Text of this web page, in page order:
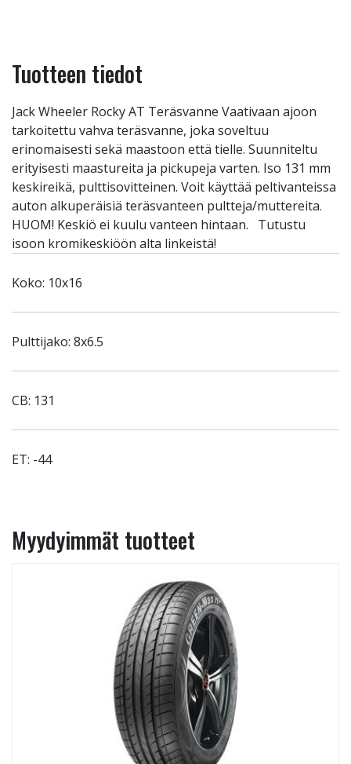
Tuotteen tiedot
Jack Wheeler Rocky AT Teräsvanne Vaativaan ajoon
tarkoitettu vahva teräsvanne, joka soveltuu
erinomaisesti sekä maastoon että tielle. Suunniteltu
erityisesti maastureita ja pickupeja varten. Iso 131 mm
keskireikä, pulttisovitteinen. Voit käyttää peltivanteissa
auton alkuperäisiä teräsvanteen pultteja/muttereita.
HUOM! Keskiö ei kuulu vanteen hintaan. Tutustu
isoon kromikeskiöön alta linkeistä!
Koko: 10x16
Pulttijako: 8x6.5
CB: 131
ET: -44
Myydyimmät tuotteet